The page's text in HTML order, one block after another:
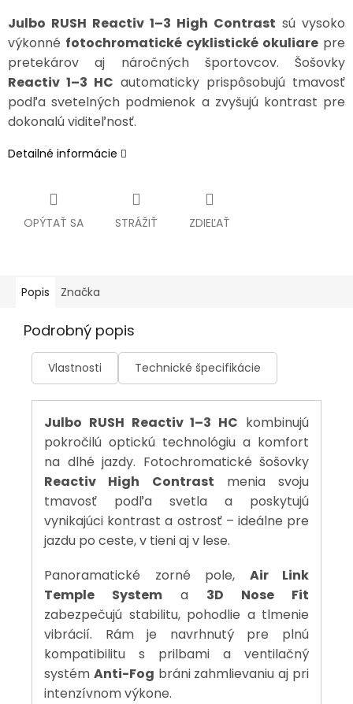
Julbo RUSH Reactiv 1–3 High Contrast sú vysoko
výkonné fotochromatické cyklistické okuliare pre
pretekárov aj náročných športovcov. Šošovky
Reactiv 1–3 HC automaticky prispôsobujú tmavosť
podľa svetelných podmienok a zvyšujú kontrast pre
dokonalú viditeľnosť.
Detailné informácie
OPÝTAŤ SA STRÁŽIŤ ZDIEĽAŤ
Popis Značka
Podrobný popis
Vlastnosti Technické špecifikácie
Julbo RUSH Reactiv 1–3 HC kombinujú
pokročilú optickú technológiu a komfort
na dlhé jazdy. Fotochromatické šošovky
Reactiv High Contrast menia svoju
tmavosť podľa svetla a poskytujú
vynikajúci kontrast a ostrosť – ideálne pre
jazdu po ceste, v tieni aj v lese.
Panoramatické zorné pole, Air Link
Temple System a 3D Nose Fit
zabezpečujú stabilitu, pohodlie a tlmenie
vibrácií. Rám je navrhnutý pre plnú
kompatibilitu s prilbami a ventilačný
systém Anti-Fog bráni zahmlievaniu aj pri
intenzívnom výkone.